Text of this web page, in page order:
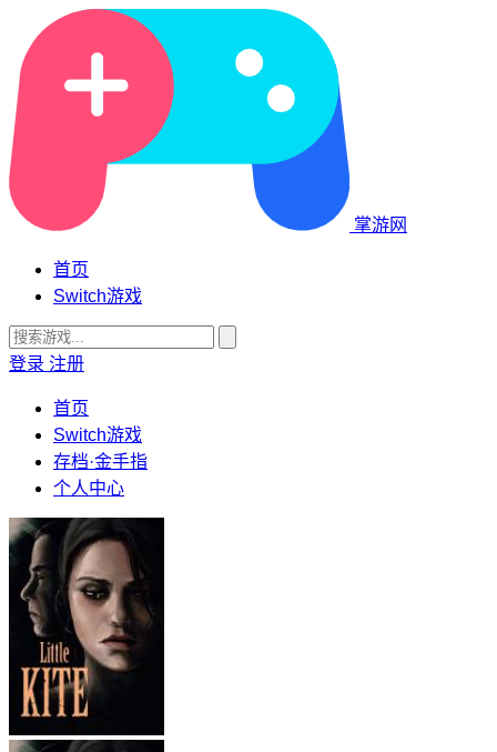
掌游网
首页
Switch游戏
登录 注册
首页
Switch游戏
存档·金手指
个人中心